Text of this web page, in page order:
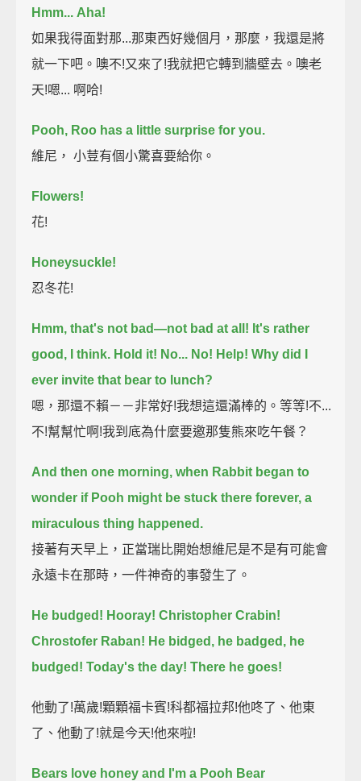
Hmm... Aha!
如果我得面對那...那東西好幾個月，那麼，我還是將
就一下吧。噢不!又來了!我就把它轉到牆壁去。噢老
天!嗯... 啊哈!
Pooh, Roo has a little surprise for you.
維尼， 小荳有個小驚喜要給你。
Flowers!
花!
Honeysuckle!
忍冬花!
Hmm, that's not bad—not bad at all! It's rather
good, I think. Hold it! No... No! Help! Why did I
ever invite that bear to lunch?
嗯，那還不賴－－非常好!我想這還滿棒的。等等!不...
不!幫幫忙啊!我到底為什麼要邀那隻熊來吃午餐？
And then one morning, when Rabbit began to
wonder if Pooh might be stuck there forever, a
miraculous thing happened.
接著有天早上，正當瑞比開始想維尼是不是有可能會
永遠卡在那時，一件神奇的事發生了。
He budged! Hooray! Christopher Crabin!
Chrostofer Raban! He bidged, he badged, he
budged! Today's the day! There he goes!
他動了!萬歲!顆顆福卡賓!科都福拉邦!他咚了、他東
了、他動了!就是今天!他來啦!
Bears love honey and I'm a Pooh Bear